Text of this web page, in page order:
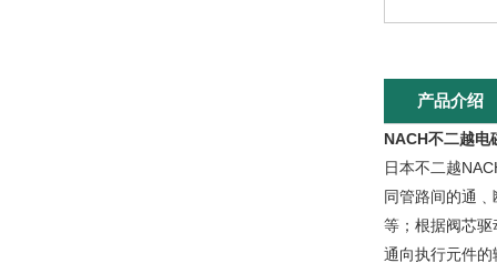
产品介绍
NACH不二越电
日本不二越
同管路间的通
等；根据阀芯
通向执行元件